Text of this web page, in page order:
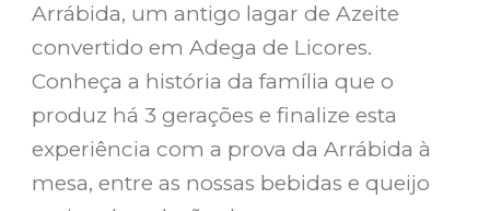
Arrábida, um antigo lagar de Azeite
convertido em Adega de Licores.
Conheça a história da família que o
produz há 3 gerações e finalize esta
experiência com a prova da Arrábida à
mesa, entre as nossas bebidas e queijo